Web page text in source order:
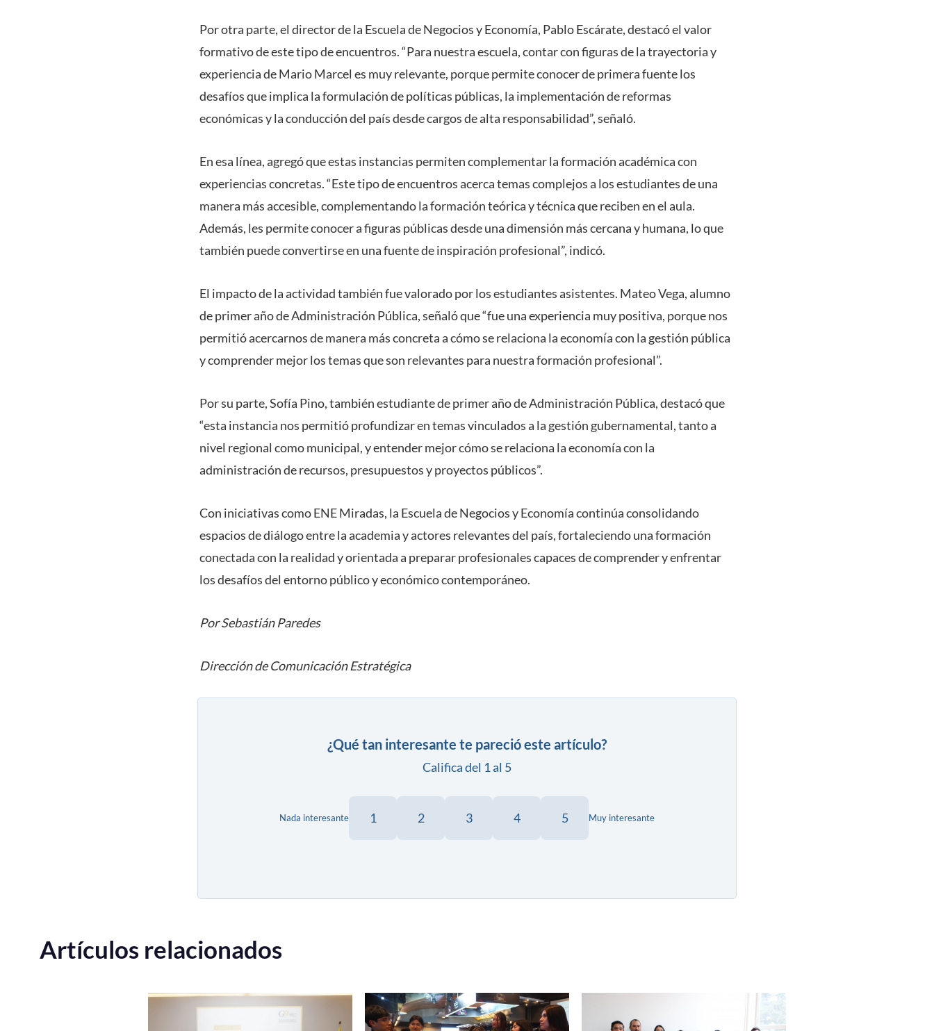
Por otra parte, el director de la Escuela de Negocios y Economía, Pablo Escárate, destacó el valor
formativo de este tipo de encuentros. “Para nuestra escuela, contar con figuras de la trayectoria y
experiencia de Mario Marcel es muy relevante, porque permite conocer de primera fuente los
desafíos que implica la formulación de políticas públicas, la implementación de reformas
económicas y la conducción del país desde cargos de alta responsabilidad”, señaló.
En esa línea, agregó que estas instancias permiten complementar la formación académica con
experiencias concretas. “Este tipo de encuentros acerca temas complejos a los estudiantes de una
manera más accesible, complementando la formación teórica y técnica que reciben en el aula.
Además, les permite conocer a figuras públicas desde una dimensión más cercana y humana, lo que
también puede convertirse en una fuente de inspiración profesional”, indicó.
El impacto de la actividad también fue valorado por los estudiantes asistentes. Mateo Vega, alumno
de primer año de Administración Pública, señaló que “fue una experiencia muy positiva, porque nos
permitió acercarnos de manera más concreta a cómo se relaciona la economía con la gestión pública
y comprender mejor los temas que son relevantes para nuestra formación profesional”.
Por su parte, Sofía Pino, también estudiante de primer año de Administración Pública, destacó que
“esta instancia nos permitió profundizar en temas vinculados a la gestión gubernamental, tanto a
nivel regional como municipal, y entender mejor cómo se relaciona la economía con la
administración de recursos, presupuestos y proyectos públicos”.
Con iniciativas como ENE Miradas, la Escuela de Negocios y Economía continúa consolidando
espacios de diálogo entre la academia y actores relevantes del país, fortaleciendo una formación
conectada con la realidad y orientada a preparar profesionales capaces de comprender y enfrentar
los desafíos del entorno público y económico contemporáneo.
Por Sebastián Paredes
Dirección de Comunicación Estratégica
¿Qué tan interesante te pareció este artículo?
Califica del 1 al 5
Nada interesante 1 2 3 4 5 Muy interesante
Artículos relacionados